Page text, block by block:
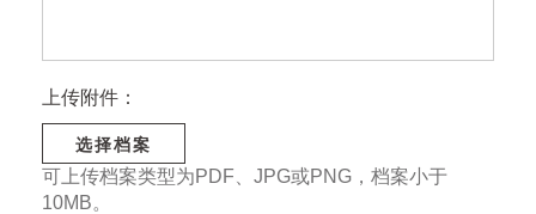
上传附件：
选择档案
可上传档案类型为PDF、JPG或PNG，档案小于
10MB。